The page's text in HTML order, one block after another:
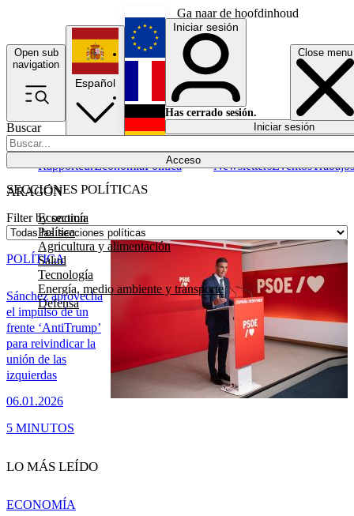
Ga naar de hoofdinhoud
Open sub
navigation
Close menu
Buscar
Acceso
SECCIONES POLÍTICAS
Economía
Política
Agricultura y alimentación
Salud
Tecnología
Energía, medio ambiente y transporte
Defensa
RapporteurEconomíaPolítica NewslettersEventosTrabajos
Español
English
Français
Iniciar sesión
Has cerrado sesión.
Iniciar sesión
ARAGÓN
Filter by section
Sánchez aprovecha
el impulso de un
frente ‘AntiTrump’
para reivindicar la
unión de las
izquierdas
06.01.2026
POLÍTICA
5 MINUTOS
LO MÁS LEÍDO
ECONOMÍA